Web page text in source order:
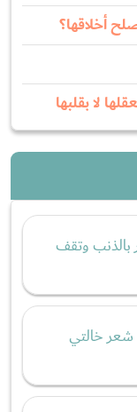
أخلاقها؟
لا بقلبها
وتقف
خالتي